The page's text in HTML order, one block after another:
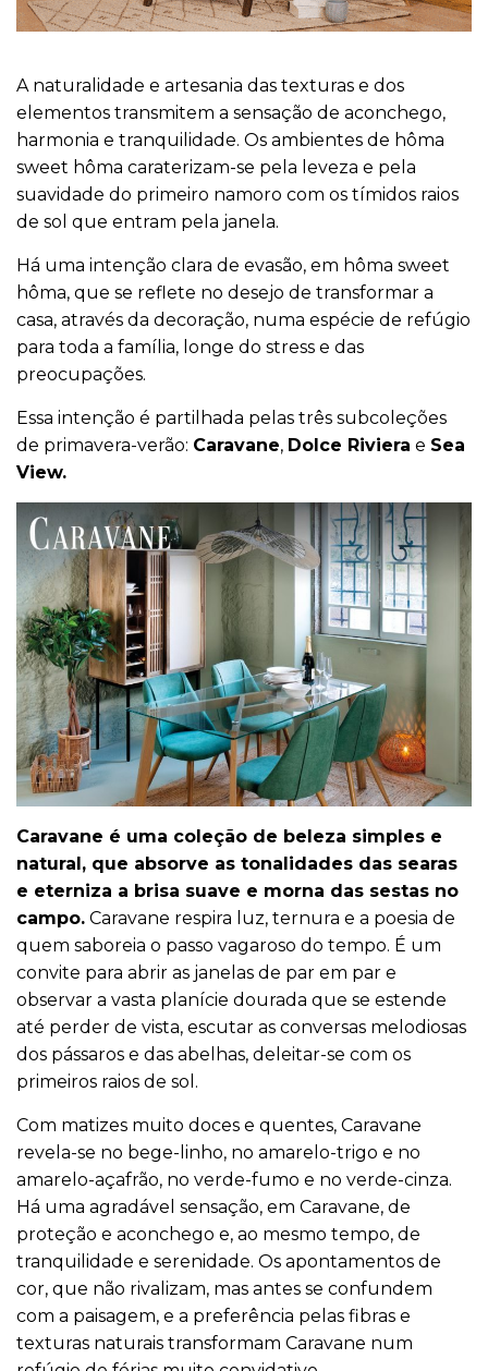
A naturalidade e artesania das texturas e dos
elementos transmitem a sensação de aconchego,
harmonia e tranquilidade. Os ambientes de hôma
sweet hôma caraterizam-se pela leveza e pela
suavidade do primeiro namoro com os tímidos raios
de sol que entram pela janela.
Há uma intenção clara de evasão, em hôma sweet
hôma, que se reflete no desejo de transformar a
casa, através da decoração, numa espécie de refúgio
para toda a família, longe do stress e das
preocupações.
Essa intenção é partilhada pelas três subcoleções
de primavera-verão: Caravane, Dolce Riviera e Sea
View.
Caravane é uma coleção de beleza simples e
natural, que absorve as tonalidades das searas
e eterniza a brisa suave e morna das sestas no
campo. Caravane respira luz, ternura e a poesia de
quem saboreia o passo vagaroso do tempo. É um
convite para abrir as janelas de par em par e
observar a vasta planície dourada que se estende
até perder de vista, escutar as conversas melodiosas
dos pássaros e das abelhas, deleitar-se com os
primeiros raios de sol.
Com matizes muito doces e quentes, Caravane
revela-se no bege-linho, no amarelo-trigo e no
amarelo-açafrão, no verde-fumo e no verde-cinza.
Há uma agradável sensação, em Caravane, de
proteção e aconchego e, ao mesmo tempo, de
tranquilidade e serenidade. Os apontamentos de
cor, que não rivalizam, mas antes se confundem
com a paisagem, e a preferência pelas fibras e
texturas naturais transformam Caravane num